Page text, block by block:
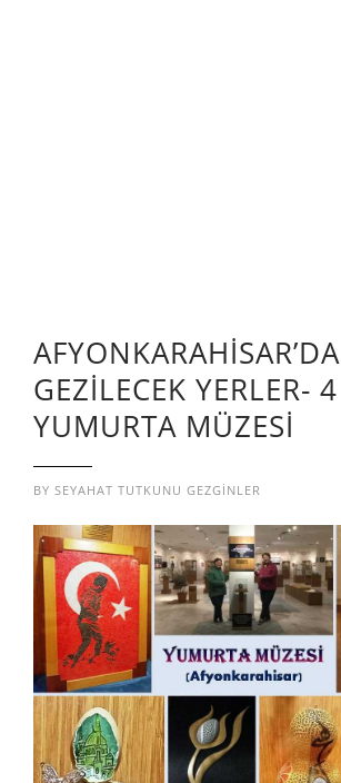
AFYONKARAHİSAR’DA
GEZİLECEK YERLER- 4
YUMURTA MÜZESİ
BY SEYAHAT TUTKUNU GEZGINLER